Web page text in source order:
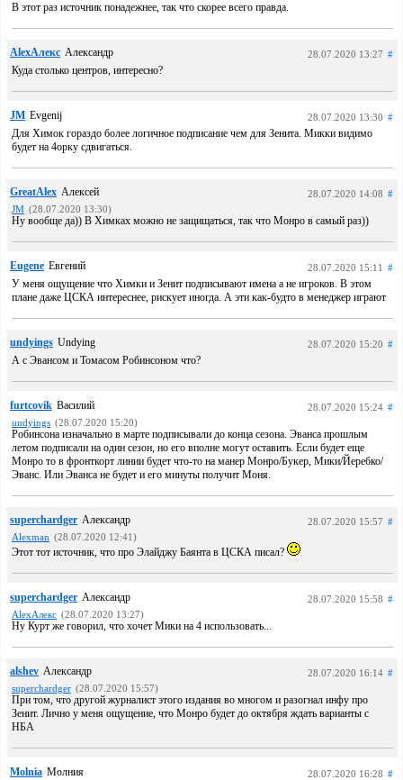
В этот раз источник понадежнее, так что скорее всего правда.
AlexАлекс Александр 28.07.2020 13:27 #
Куда столько центров, интересно?
JM Evgenij 28.07.2020 13:30 #
Для Химок гораздо более логичное подписание чем для Зенита. Микки видимо
будет на 4орку сдвигаться.
GreatAlex Алексей 28.07.2020 14:08 #
JM (28.07.2020 13:30)
Ну вообще да)) В Химках можно не защищаться, так что Монро в самый раз))
Eugene Евгений 28.07.2020 15:11 #
У меня ощущение что Химки и Зенит подписывают имена а не игроков. В этом
плане даже ЦСКА интереснее, рискует иногда. А эти как-будто в менеджер играют
undyings Undying 28.07.2020 15:20 #
А с Эвансом и Томасом Робинсоном что?
furtcovik Василий 28.07.2020 15:24 #
undyings (28.07.2020 15:20)
Робинсона изначально в марте подписывали до конца сезона. Эванса прошлым
летом подписали на один сезон, но его вполне могут оставить. Если будет еще
Монро то в фронткорт линии будет что-то на манер Монро/Букер, Мики/Йеребко/
Эванс. Или Эванса не будет и его минуты получит Моня.
superchardger Александр 28.07.2020 15:57 #
Alexman (28.07.2020 12:41)
Этот тот источник, что про Элайджу Баянта в ЦСКА писал?
superchardger Александр 28.07.2020 15:58 #
AlexАлекс (28.07.2020 13:27)
Ну Курт же говорил, что хочет Мики на 4 использовать...
alshev Александр 28.07.2020 16:14 #
superchardger (28.07.2020 15:57)
При том, что другой журналист этого издания во многом и разогнал инфу про
Зенит. Лично у меня ощущение, что Монро будет до октября ждать варианты с
НБА
Molnia Молния 28.07.2020 16:28 #